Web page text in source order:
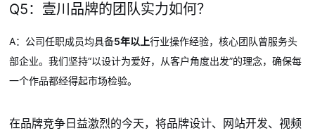
Q5：壹川品牌的团队实力如何？
A：公司任职成员均具备5年以上行业操作经验，核心团队曾服务头
部企业。我们坚持“以设计为爱好，从客户角度出发”的理念，确保每
一个作品都经得起市场检验。
在品牌竞争日益激烈的今天，将品牌设计、网站开发、视频